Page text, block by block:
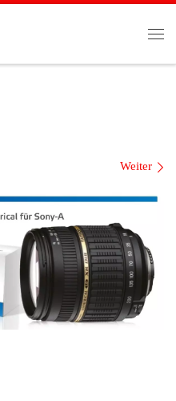
Weiter